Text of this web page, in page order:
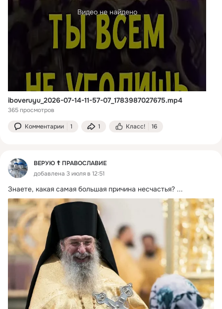
Видео не найдено
iboveruyu_2026-07-14-11-57-07_1783987027675.mp4
365 просмотров
Комментарии 1 1 Класс! 16
ВЕРУЮ ☦️ ПРАВОСЛАВИЕ
добавлена 3 июля в 12:51
Знаете, какая самая большая причина несчастья? ...